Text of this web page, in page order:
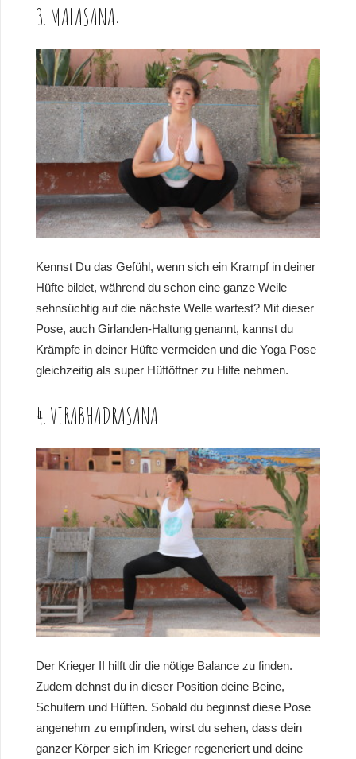
3. MALASANA:
Kennst Du das Gefühl, wenn sich ein Krampf in deiner
Hüfte bildet, während du schon eine ganze Weile
sehnsüchtig auf die nächste Welle wartest? Mit dieser
Pose, auch Girlanden-Haltung genannt, kannst du
Krämpfe in deiner Hüfte vermeiden und die Yoga Pose
gleichzeitig als super Hüftöffner zu Hilfe nehmen.
4. VIRABHADRASANA
Der Krieger II hilft dir die nötige Balance zu finden.
Zudem dehnst du in dieser Position deine Beine,
Schultern und Hüften. Sobald du beginnst diese Pose
angenehm zu empfinden, wirst du sehen, dass dein
ganzer Körper sich im Krieger regeneriert und deine